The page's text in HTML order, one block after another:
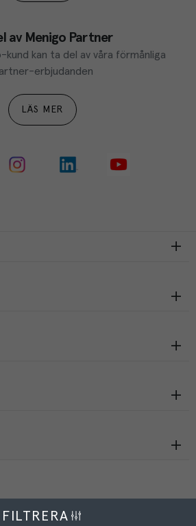
FILTRERA
av Menigo Partner
kund kan ta del av våra förmånliga
erbjudanden
LÄS MER